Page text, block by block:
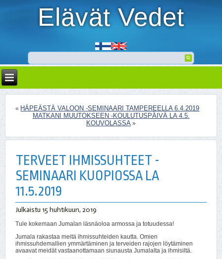
Elävät Vedet
« HÄPEÄSTÄ VALOON -SEMINAARI TAMPEREELLA 6.4.2019
MATKANI MUUTOKSEEN -KOULUTUSPÄIVÄ LA 4.5.
KOUVOLASSA »
TERVEET IHMISSUHTEET -
SEMINAARI KUOPIOSSA LA
11.5.2019
Julkaistu 15 huhtikuun, 2019
Tule kokemaan Jumalan läsnäoloa armossa ja totuudessa!
Jumala rakastaa meitä ihmissuhteiden kautta. Omien
ihmissuhdemallien ymmärtäminen ja terveiden rajojen löytäminen
avaavat meidät vastaanottamaan siunausta Jumalalta ja ihmisiltä.